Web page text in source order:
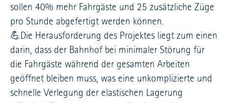
sollen 40% mehr Fahrgäste und 25 zusätzliche Züge
pro Stunde abgefertigt werden können.
💪Die Herausforderung des Projektes liegt zum einen
darin, dass der Bahnhof bei minimaler Störung für
die Fahrgäste während der gesamten Arbeiten
geöffnet bleiben muss, was eine unkomplizierte und
schnelle Verlegung der elastischen Lagerung